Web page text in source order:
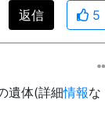
返信 5
遺体(詳細情報な